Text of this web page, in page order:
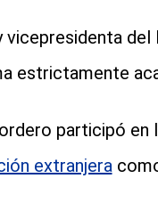
vicepresidenta
estrictamente
participó en
extranjera